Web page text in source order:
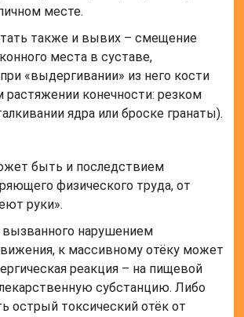
месте.
также и вывих – смещение
места в суставе,
«выдергивании» из него кости
растяжении конечности: резком
ядра или броске гранаты).
быть и последствием
физического труда, от
руки».
нарушением
к массивному отёку может
реакция – на пищевой
субстанцию. Либо
острый токсический отёк от